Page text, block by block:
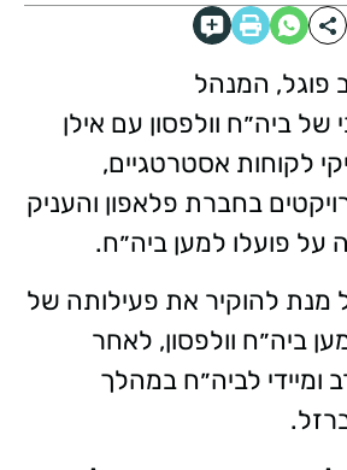
פוגל, המנהל
של ביה״ח וולפסון עם אילן
לקוחות אסטרטגיים,
בחברת פלאפון והעניק
על פועלו למען ביה״ח.
להוקיר את פעילותה של
ביה״ח וולפסון, לאחר
ומיידי לביה״ח במהלך